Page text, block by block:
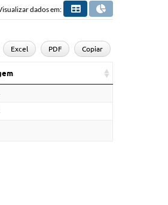
dados em:
Excel PDF Copiar